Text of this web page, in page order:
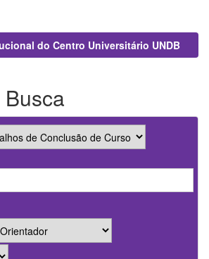
do Centro Universitário UNDB